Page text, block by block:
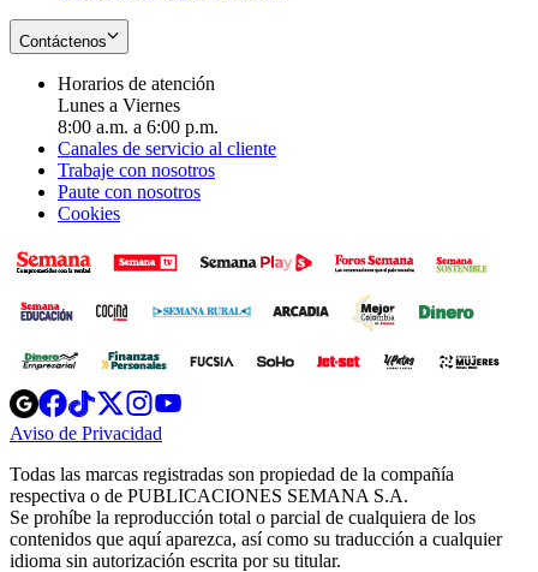
Contáctenos
Horarios de atención
Lunes a Viernes
8:00 a.m. a 6:00 p.m.
Canales de servicio al cliente
Trabaje con nosotros
Paute con nosotros
Cookies
Opens
in
new
Opens
in
new
Opens
in
new
window
Opens
new
windowwindow
Aviso de Privacidad
new
window
Todas las marcas registradas son propiedad de la compañía
respectiva o de PUBLICACIONES SEMANA S.A.
Se prohíbe la reproducción total o parcial de cualquiera de los
contenidos que aquí aparezca, así como su traducción a cualquier
idioma sin autorización escrita por su titular.